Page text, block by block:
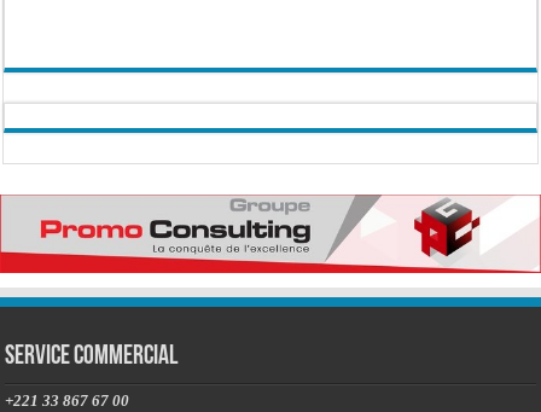
Service commercial
+221 33 867 67 00